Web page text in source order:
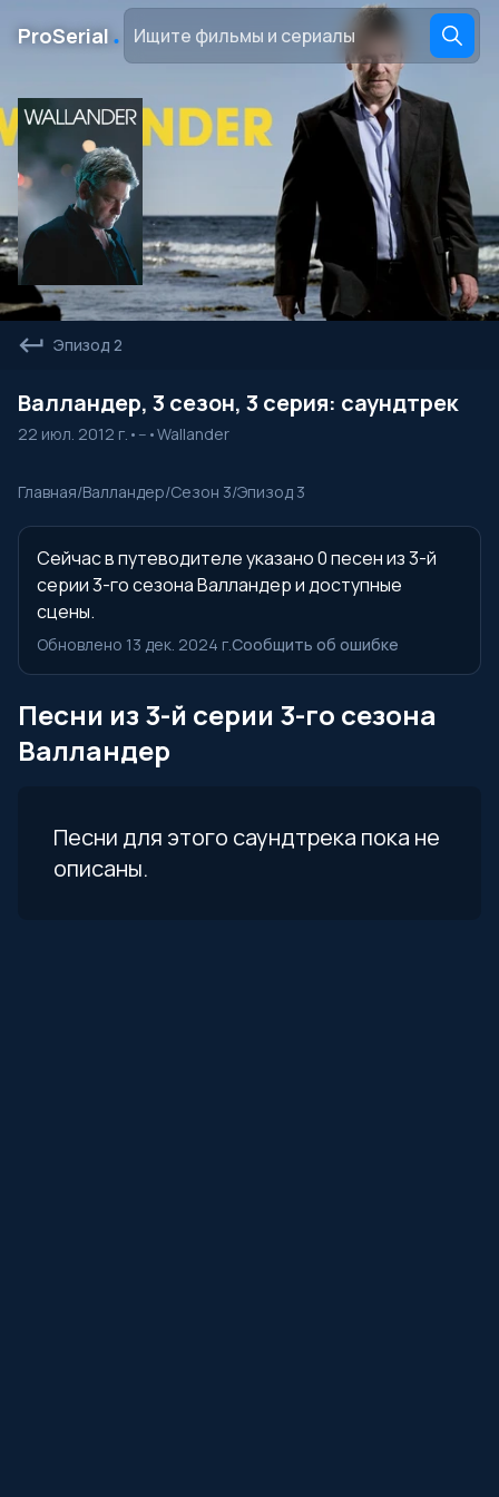
ProSerial ․
Эпизод 2
Валландер, 3 сезон, 3 серия: саундтрек
22 июл. 2012 г. • -- •Wallander
Главная/Валландер/Сезон 3/Эпизод 3
Сейчас в путеводителе указано 0 песен из 3-й
серии 3-го сезона Валландер и доступные
сцены.
Обновлено 13 дек. 2024 г.Сообщить об ошибке
Песни из 3-й серии 3-го сезона
Валландер
Песни для этого саундтрека пока не
описаны.